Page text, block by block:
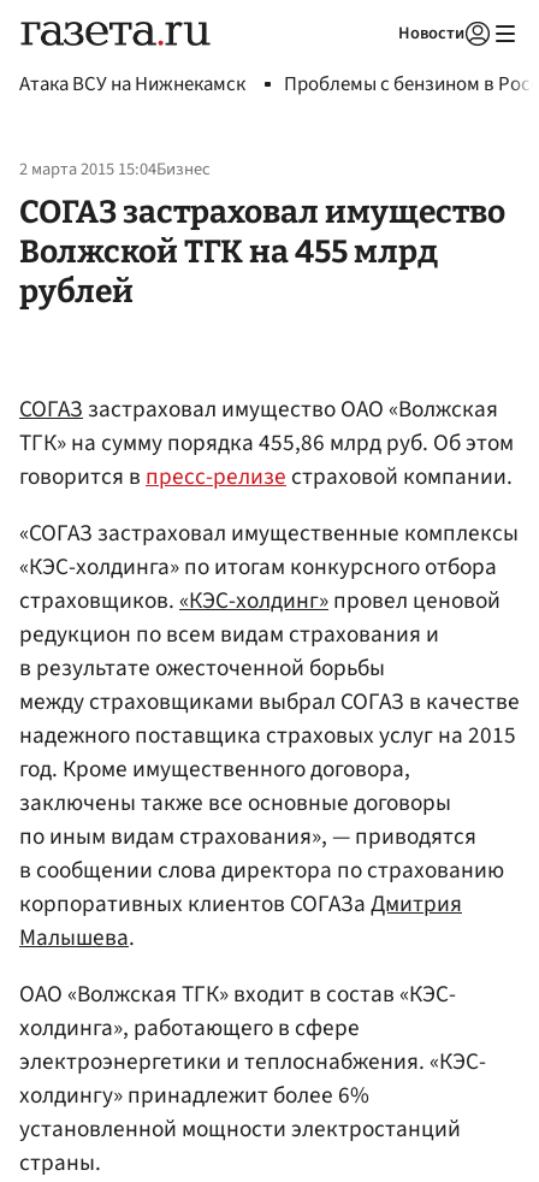
Новости
Атака ВСУ на Нижнекамск Проблемы с бензином в
2 марта 2015 15:04Бизнес
СОГАЗ застраховал имущество
Волжской ТГК на 455 млрд
рублей
СОГАЗзастраховал имущество ОАО «Волжская
ТГК» на сумму порядка 455,86 млрд руб. Об этом
говорится впресс-релизестраховой компании.
«СОГАЗ застраховал имущественные комплексы
«КЭС-холдинга» по итогам конкурсного отбора
страховщиков.«КЭС-холдинг»провел ценовой
редукцион по всем видам страхования и
в результате ожесточенной борьбы
между страховщиками выбрал СОГАЗ в качестве
надежного поставщика страховых услуг на 2015
год. Кроме имущественного договора,
заключены также все основные договоры
по иным видам страхования», — приводятся
в сообщении слова директора по страхованию
корпоративных клиентов СОГАЗаДмитрия
Малышева.
ОАО «Волжская ТГК» входит в состав «КЭС-
холдинга», работающего в сфере
электроэнергетики и теплоснабжения. «КЭС-
холдингу» принадлежит более 6%
установленной мощности электростанций
страны.